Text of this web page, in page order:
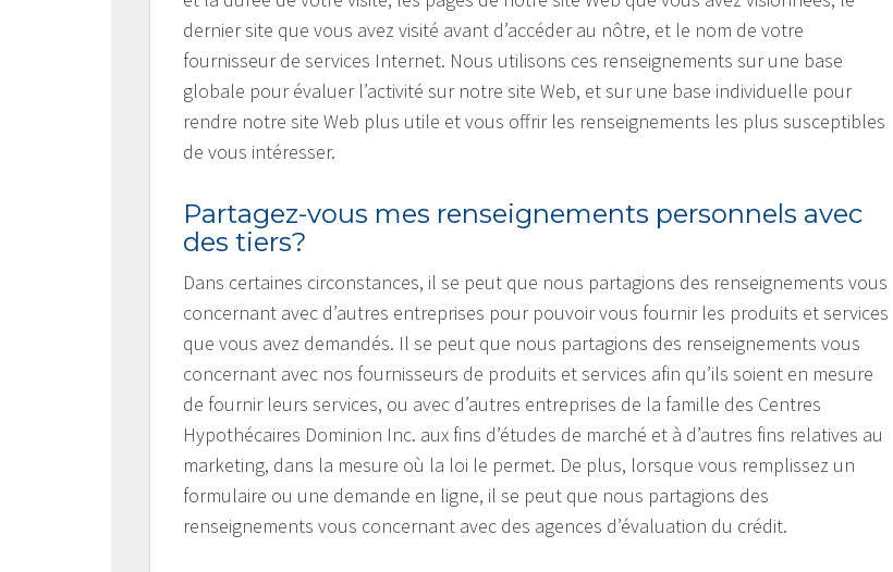
dernier site que vous avez visité avant d’accéder au nôtre, et le nom de votre
fournisseur de services Internet. Nous utilisons ces renseignements sur une base
globale pour évaluer l’activité sur notre site Web, et sur une base individuelle pour
rendre notre site Web plus utile et vous offrir les renseignements les plus susceptibles
de vous intéresser.
Partagez-vous mes renseignements personnels avec
des tiers?
Dans certaines circonstances, il se peut que nous partagions des renseignements vous
concernant avec d’autres entreprises pour pouvoir vous fournir les produits et services
que vous avez demandés. Il se peut que nous partagions des renseignements vous
concernant avec nos fournisseurs de produits et services afin qu’ils soient en mesure
de fournir leurs services, ou avec d’autres entreprises de la famille des Centres
Hypothécaires Dominion Inc. aux fins d’études de marché et à d’autres fins relatives au
marketing, dans la mesure où la loi le permet. De plus, lorsque vous remplissez un
formulaire ou une demande en ligne, il se peut que nous partagions des
renseignements vous concernant avec des agences d’évaluation du crédit.